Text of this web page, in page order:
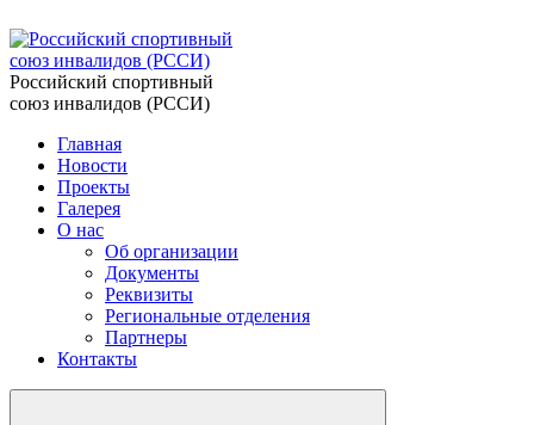
Российский спортивный
союз инвалидов (РССИ)
Главная
Новости
Проекты
Галерея
О нас
Об организации
Документы
Реквизиты
Региональные отделения
Партнеры
Контакты